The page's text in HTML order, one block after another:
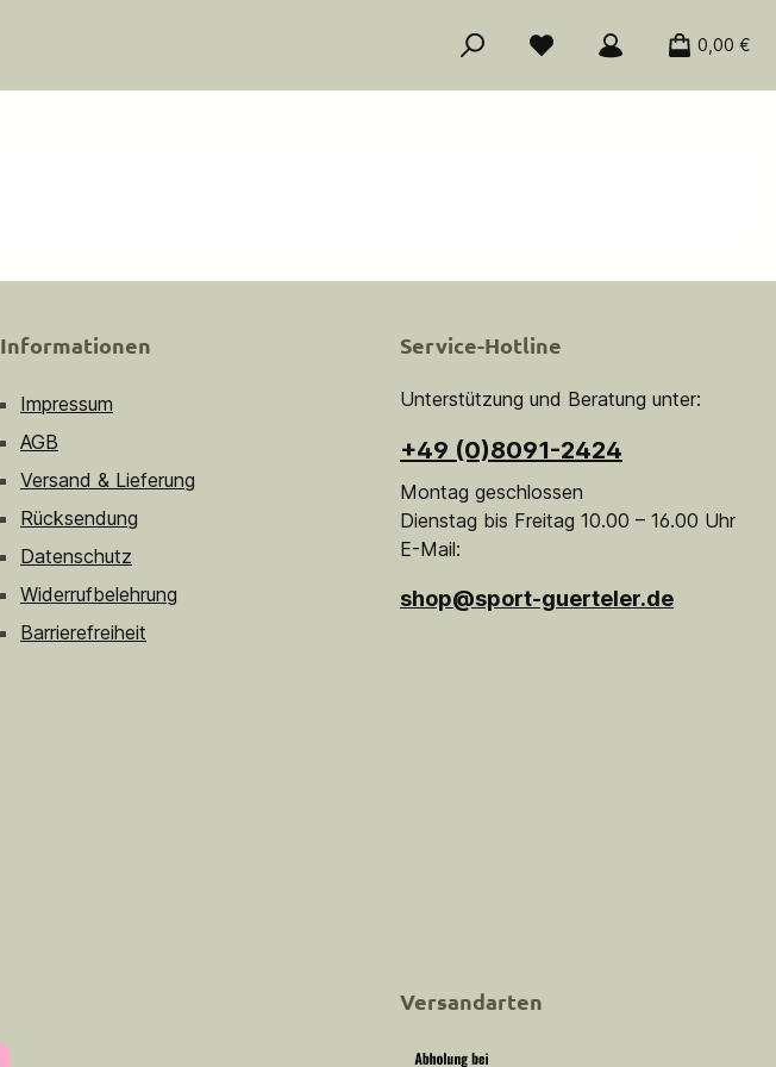
0,00 €
Informationen
Impressum
AGB
Versand & Lieferung
Rücksendung
Datenschutz
Widerrufbelehrung
Barrierefreiheit
Service-Hotline
Unterstützung und Beratung unter:
+49 (0)8091-2424
Montag geschlossen
Dienstag bis Freitag 10.00 – 16.00 Uhr
E-Mail:
shop@sport-guerteler.de
Versandarten